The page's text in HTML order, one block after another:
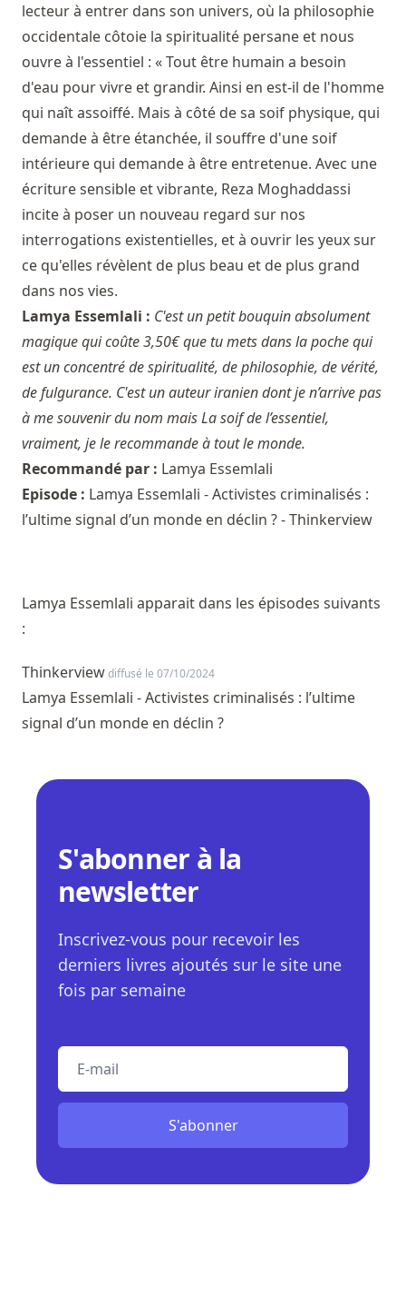
lecteur à entrer dans son univers, où la philosophie
occidentale côtoie la spiritualité persane et nous
ouvre à l'essentiel : « Tout être humain a besoin
d'eau pour vivre et grandir. Ainsi en est-il de l'homme
qui naît assoiffé. Mais à côté de sa soif physique, qui
demande à être étanchée, il souffre d'une soif
intérieure qui demande à être entretenue. Avec une
écriture sensible et vibrante, Reza Moghaddassi
incite à poser un nouveau regard sur nos
interrogations existentielles, et à ouvrir les yeux sur
ce qu'elles révèlent de plus beau et de plus grand
dans nos vies.
Lamya Essemlali : C'est un petit bouquin absolument
magique qui coûte 3,50€ que tu mets dans la poche qui
est un concentré de spiritualité, de philosophie, de vérité,
de fulgurance. C'est un auteur iranien dont je n’arrive pas
à me souvenir du nom mais La soif de l’essentiel,
vraiment, je le recommande à tout le monde.
Recommandé par : Lamya Essemlali
Episode : Lamya Essemlali - Activistes criminalisés :
l’ultime signal d’un monde en déclin ? - Thinkerview
Lamya Essemlali apparait dans les épisodes suivants
:
Thinkerviewdiffusé le 07/10/2024
Lamya Essemlali - Activistes criminalisés : l’ultime
signal d’un monde en déclin ?
S'abonner à la
newsletter
Inscrivez-vous pour recevoir les
derniers livres ajoutés sur le site une
fois par semaine
S'abonner